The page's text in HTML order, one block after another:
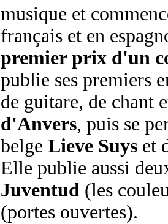
musique et
français et en
premier prix d'un
publie ses premiers
de guitare, de chant
d'Anvers, puis se
belge Lieve Suys et
Elle publie aussi
Juventud (les
(portes ouvertes).